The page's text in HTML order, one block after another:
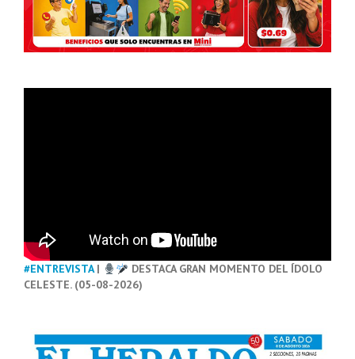
#ENTREVISTA|
DESTACA GRAN MOMENTO DEL ÍDOLO
CELESTE. (05-08-2026)